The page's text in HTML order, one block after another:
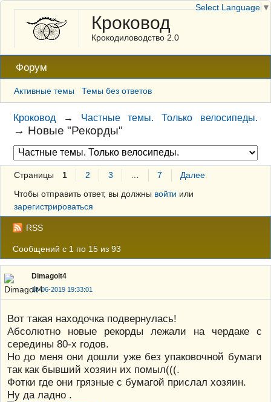
Кроковод
Крокодиловодство 2.0
Форум
Активные темы Темы без ответов
Кроковод → Частные темы. Только велосипеды.
→ Новые "Рекорды"
Страницы 1 2 3 7
Далее
Чтобы отправить ответ, вы должны войти или
зарегистрироваться
RSS
Сообщений с 1 по 15 из 93
Dimagolt4
18-06-2019 19:33:01
Вот такая находочка подвернулась!
Абсолютно новые рекорды лежали на чердаке с
середины 80-х годов.
Но до меня они дошли уже без упаковочной бумаги
так как бывший хозяин их помыл(((.
Фотки где они грязные с бумагой прислал хозяин.
Ну да ладно .
Select Language ▼